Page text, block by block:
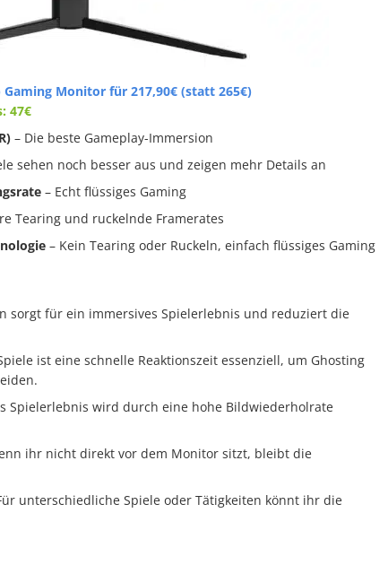
Gaming Monitor für 217,90€ (statt 265€)
47€
– Die beste Gameplay-Immersion
sehen noch besser aus und zeigen mehr Details an
– Echt flüssiges Gaming
Tearing und ruckelnde Framerates
– Kein Tearing oder Ruckeln, einfach flüssiges Gaming
sorgt für ein immersives Spielerlebnis und reduziert die
ist eine schnelle Reaktionszeit essenziell, um Ghosting
Spielerlebnis wird durch eine hohe Bildwiederholrate
ihr nicht direkt vor dem Monitor sitzt, bleibt die
unterschiedliche Spiele oder Tätigkeiten könnt ihr die